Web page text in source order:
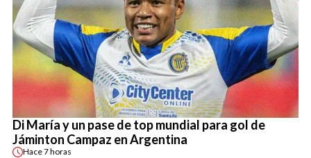
Di María y un pase de top mundial para gol de
Jáminton Campaz en Argentina
Hace7 horas